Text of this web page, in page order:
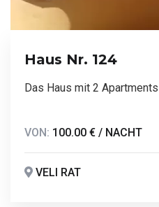
Haus Nr. 124
Das Haus mit 2
VON: 100.00 € / NACHT
VELI RAT